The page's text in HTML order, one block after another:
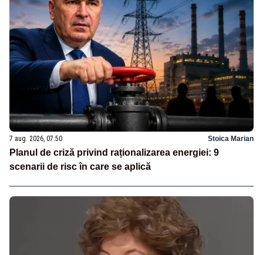
7 aug. 2026, 07:50 Stoica Marian
Planul de criză privind raționalizarea energiei: 9
scenarii de risc în care se aplică